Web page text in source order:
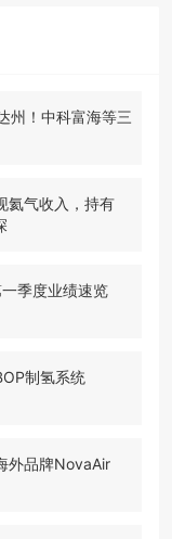
州！中科富海等三
氦气收入，持有
季度业绩速览
制氢系统
外品牌NovaAir